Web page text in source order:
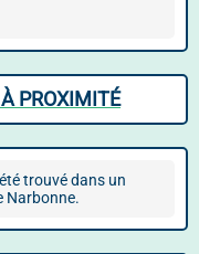
PROXIMITÉ
trouvé dans un
Narbonne.